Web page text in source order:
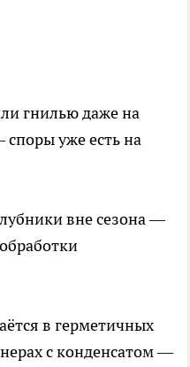
гнилью даже на
уже есть на
вне сезона —
в герметичных
с конденсатом —